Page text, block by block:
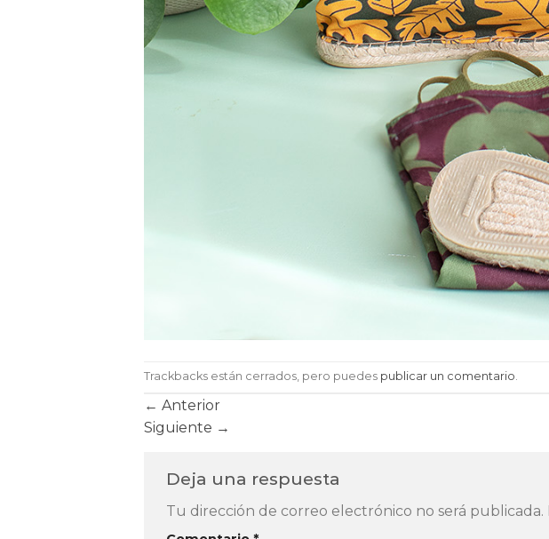
Trackbacks están cerrados, pero puedes publicar un comentario
← Anterior
Siguiente →
Deja una respuesta
Tu dirección de correo electrónico no será publicada.